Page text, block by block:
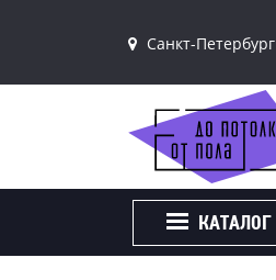
Санкт-Петербург
КАТАЛОГ